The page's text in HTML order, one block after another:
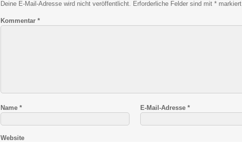
Deine E-Mail-Adresse wird nicht veröffentlicht. Erforderliche Felder sind mit * markiert
Kommentar *
Name * E-Mail-Adresse*
Website